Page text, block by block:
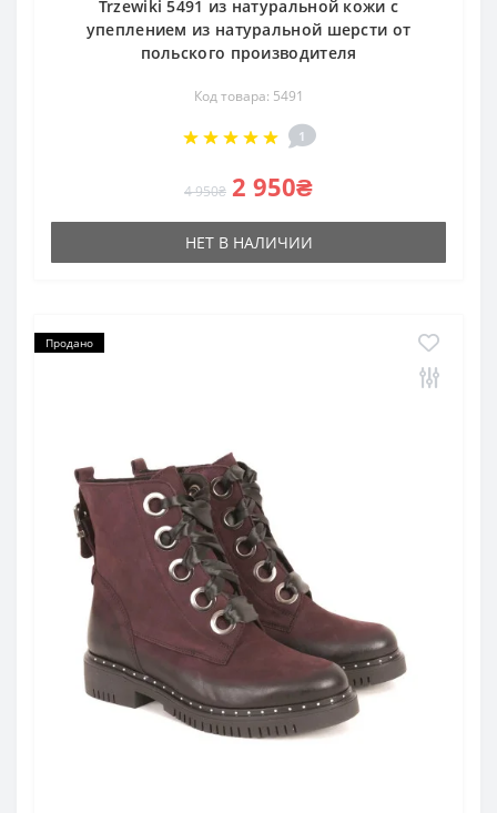
Trzewiki 5491 из натуральной кожи с
упеплением из натуральной шерсти от
польского производителя
Код товара: 5491
1
4 950₴ 2 950₴
НЕТ В НАЛИЧИИ
Продано